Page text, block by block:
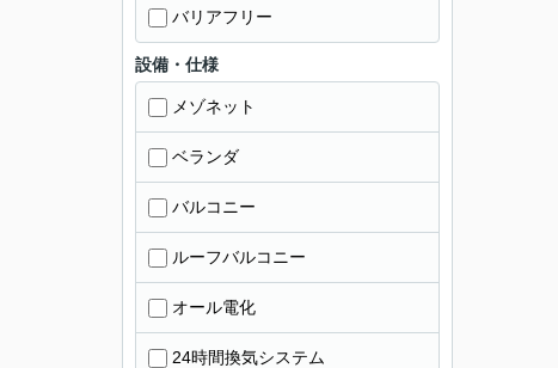
バリアフリー
設備・仕様
メゾネット
ベランダ
バルコニー
ルーフバルコニー
オール電化
24時間換気システム